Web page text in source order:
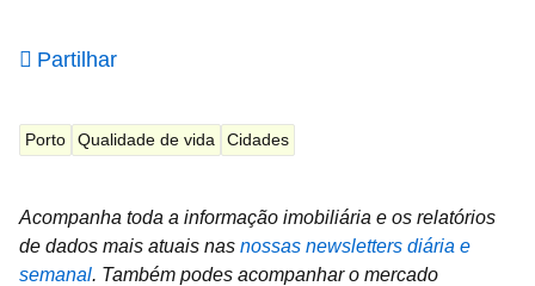
Partilhar
Porto Qualidade de vida Cidades
Acompanha toda a informação imobiliária e os relatórios
de dados mais atuais nas nossas newsletters diária e
semanal. Também podes acompanhar o mercado